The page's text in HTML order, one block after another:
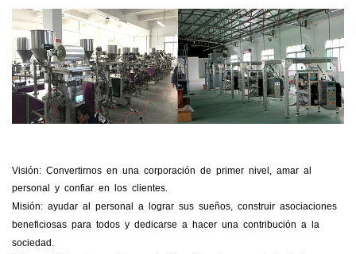
Visión: Convertirnos en una corporación de primer nivel, amar al
personal y confiar en los clientes.
Misión: ayudar al personal a lograr sus sueños, construir asociaciones
beneficiosas para todos y dedicarse a hacer una contribución a la
sociedad.